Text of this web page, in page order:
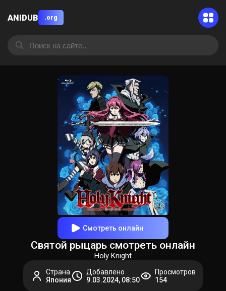
ANIDUB .org
Смотреть онлайн
Святой рыцарь смотреть онлайн
Holy Knight
Страна
Япония
Добавлено
9.03.2024, 08:50
Просмотров
154